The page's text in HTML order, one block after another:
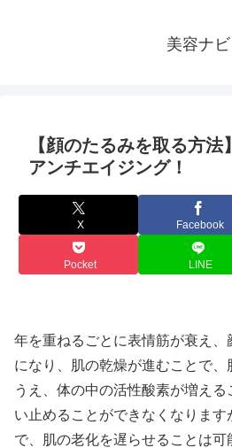
美容ナビ
【顔のたるみを取る方
アンチエイジング！
X Facebook
Pocket LINE
年を重ねるごとに表情筋が衰え、
になり、肌の乾燥が進むことで
うえ、体の中の活性酸素が増える
い止めることができなくなりま
で、肌の老化を遅らせることは可